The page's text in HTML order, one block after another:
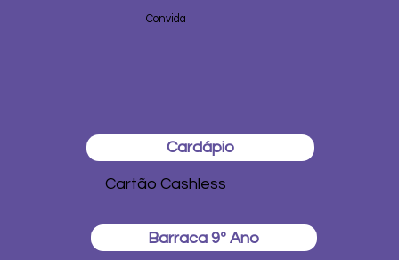
Convida
Cardápio
Cartão Cashless
Barraca 9º Ano